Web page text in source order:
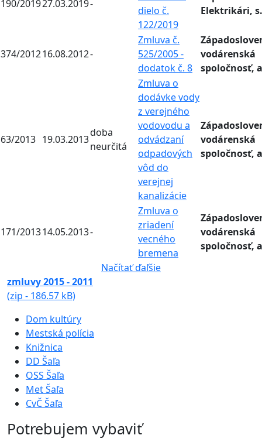
190/201927.03.2019-
dielo č.
122/2019
Elektrikári,
374/201216.08.2012-
Zmluva č.
525/2005 -
dodatok č. 8
vodárenská
spoločnosť,
63/2013 19.03.2013
doba
neurčitá
Zmluva o
dodávke vody
z verejného
vodovodu a
odvádzaní
odpadových
vôd do
verejnej
kanalizácie
vodárenská
spoločnosť,
171/201314.05.2013-
Zmluva o
zriadení
vecného
bremena
vodárenská
spoločnosť,
Načítať ďaľšie
zmluvy 2015 - 2011
(zip - 186.57 kB)
Dom kultúry
Mestská polícia
Knižnica
DD Šaľa
OSS Šaľa
Met Šaľa
CvČ Šaľa
Potrebujem vybaviť